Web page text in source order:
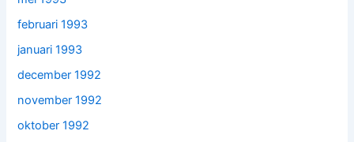
februari 1993
januari 1993
december 1992
november 1992
oktober 1992